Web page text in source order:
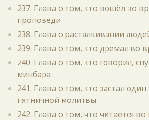
237. Глава о том, кто вошёл во
проповеди
238. Глава о расталкивании
239. Глава о том, кто дремал во
240. Глава о том, кто говорил,
минбара
241. Глава о том, кто застал один
пятничной молитвы
242. Глава о том, что читается во